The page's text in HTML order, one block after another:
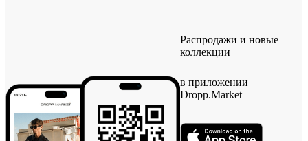
Распродажи и новые
коллекции
в приложении
Dropp.Market